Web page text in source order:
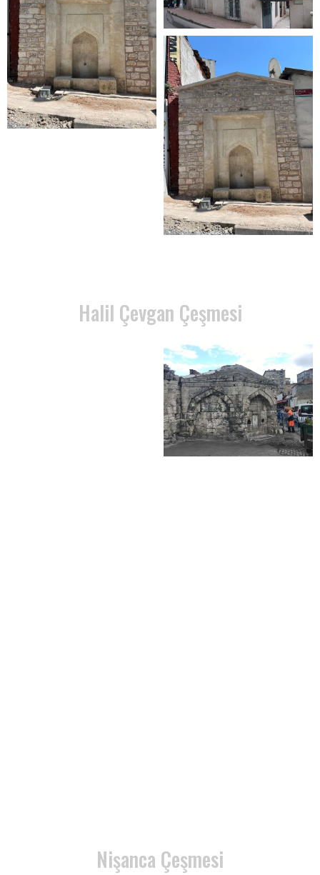
Halil Çevgan Çeşmesi
Nişanca Çeşmesi